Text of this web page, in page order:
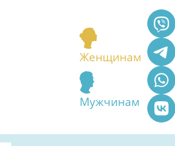
Женщинам
Мужчинам